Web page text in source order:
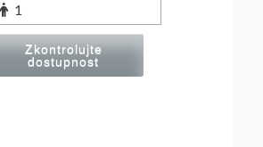
Zkontrolujte
dostupnost